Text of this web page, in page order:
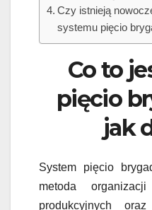
Czy istnieją
systemu pięcio
Co to
pięcio
jak
System pięcio
metoda
produkcyjnych